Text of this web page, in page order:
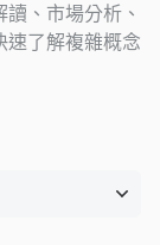
、市場分析、
速了解複雜概念